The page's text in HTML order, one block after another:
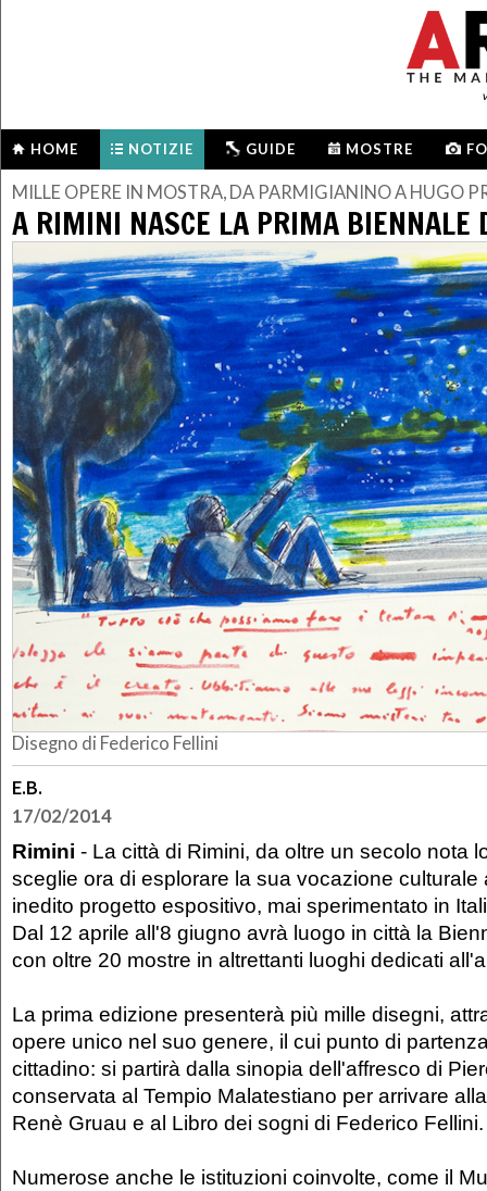
HOME NOTIZIE GUIDE MOSTRE
MILLE OPERE IN MOSTRA, DA PARMIGIANINO A HUGO
A RIMINI NASCE LA PRIMA BIENNALE
Disegno di Federico Fellini
E.B.
17/02/2014
Rimini - La città di Rimini, da oltre un secolo nota
sceglie ora di esplorare la sua vocazione culturale
inedito progetto espositivo, mai sperimentato in
Dal 12 aprile all'8 giugno avrà luogo in città la
con oltre 20 mostre in altrettanti luoghi dedicati
La prima edizione presenterà più mille disegni,
opere unico nel suo genere, il cui punto di
cittadino: si partirà dalla sinopia dell'affresco di
conservata al Tempio Malatestiano per arrivare
Renè Gruau e al Libro dei sogni di Federico Fellini.
Numerose anche le istituzioni coinvolte, come il